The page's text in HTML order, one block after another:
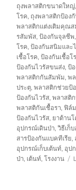
ถุงพลาสติกขนาดใหญ่,
โรค, ถุงพลาสติกป้อง
พลาสติกแต่งเติมคุณ
รสัมพัส,ป้องกันจุลชีพ
โรค,ป้องกันสนิมและ
เชื้อโรค,ป้องกันเชื้อโ
ป้องกันไวรัสขนส่ง,ป้
พลาสติกกันสัมพัม,พ
ประตุ,พลาสติกช่วยป้
ป้องกันไวรัส,พลาสติ
พลาสติกันเชื้อรา, ฟิล์
ป้องกันไวรัส, ยาต้าน
อุปกรณ์เดินป่า,วิธีเก็
สารป้องกันแบคทีเรีย,
อุปกรณ์เก็บเต้นท์, อุป
ป่า, เต้นท์,โรงงาน